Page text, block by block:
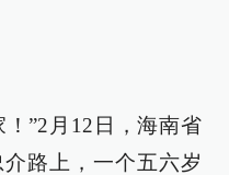
！”2月12日，海南省
路上，一个五六岁